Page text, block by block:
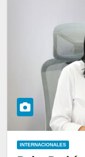
INTERNACIONALES